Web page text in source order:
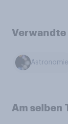
Verwandte
Astronomie
Am